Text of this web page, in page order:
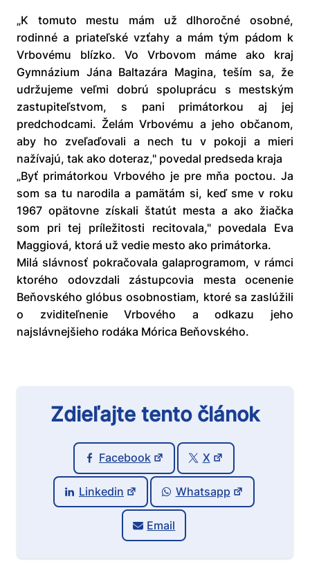
„K tomuto mestu mám už dlhoročné osobné,
rodinné a priateľské vzťahy a mám tým pádom k
Vrbovému blízko. Vo Vrbovom máme ako kraj
Gymnázium Jána Baltazára Magina, teším sa, že
udržujeme veľmi dobrú spoluprácu s mestským
zastupiteľstvom, s pani primátorkou aj jej
predchodcami. Želám Vrbovému a jeho občanom,
aby ho zveľaďovali a nech tu v pokoji a mieri
nažívajú, tak ako doteraz," povedal predseda kraja
„Byť primátorkou Vrbového je pre mňa poctou. Ja
som sa tu narodila a pamätám si, keď sme v roku
1967 opätovne získali štatút mesta a ako žiačka
som pri tej príležitosti recitovala," povedala Eva
Maggiová, ktorá už vedie mesto ako primátorka.
Milá slávnosť pokračovala galaprogramom, v rámci
ktorého odovzdali zástupcovia mesta ocenenie
Beňovského glóbus osobnostiam, ktoré sa zaslúžili
o zviditeľnenie Vrbového a odkazu jeho
najslávnejšieho rodáka Mórica Beňovského.
Zdieľajte tento článok
Facebook X
Linkedin Whatsapp
Email